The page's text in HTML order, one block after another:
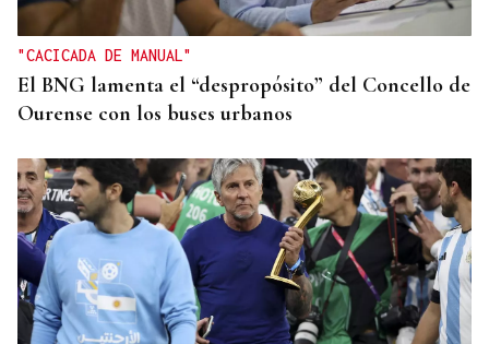
Campeonato de España de Ajedrez
"CACICADA DE MANUAL"
El BNG lamenta el “despropósito” del Concello de
Ourense con los buses urbanos